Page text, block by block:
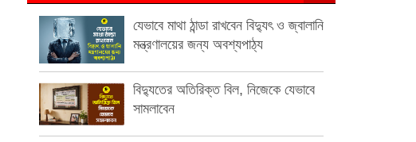
যেভাবে মাথা ঠান্ডা রাখবেন বিদ্যুৎ ও জ্বালানি
মন্ত্রণালয়ের জন্য অবশ্যপাঠ্য
বিদ্যুতের অতিরিক্ত বিল, নিজেকে যেভাবে
সামলাবেন